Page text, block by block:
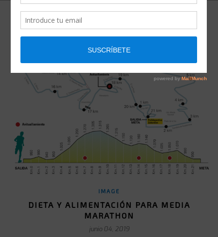
IMAGE
DIETA Y ALIMENTACIÓN PARA MEDIA
MARATHON
junio 04, 2019